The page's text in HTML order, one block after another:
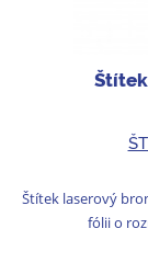
Štítek laserový
fólii o